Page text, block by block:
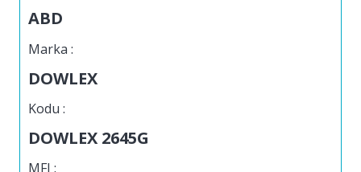
ABD
Marka :
DOWLEX
Kodu :
DOWLEX 2645G
MFI :